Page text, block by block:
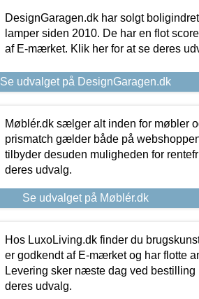
DesignGaragen.dk har solgt
lamper siden 2010. De har en flot
af E-mærket. Klik her for at se deres
Se udvalget på DesignGaragen.dk
Møblér.dk sælger alt inden for møbler
prismatch gælder både på
tilbyder desuden muligheden for
deres udvalg.
Se udvalget på Møblér.dk
Hos LuxoLiving.dk finder du
er godkendt af E-mærket og har flotte
Levering sker næste dag ved bestilling
deres udvalg.